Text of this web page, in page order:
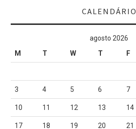
CALENDÁRIO
agosto 2026
M
T W T F
3 4 5 6 7
10 11 12 13 14
17 18 19 20 21